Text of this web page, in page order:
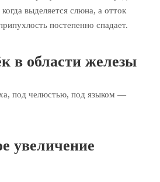
выделяется слюна, а отток
постепенно спадает.
в области железы
под челюстью, под языком —
увеличение